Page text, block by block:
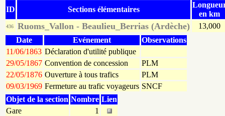
ID Sections élémentaires
en km
436 Ruoms_Vallon - Beaulieu_Berrias (Ardèche)
13,000
Date
Evénement
Observations
11/06/1863 Déclaration d'utilité publique
29/05/1867 Convention de concession
PLM
22/05/1876 Ouverture à tous trafics
PLM
09/03/1969 Fermeture au trafic voyageurs SNCF
Objet de la section Nombre Lien
Gare
1